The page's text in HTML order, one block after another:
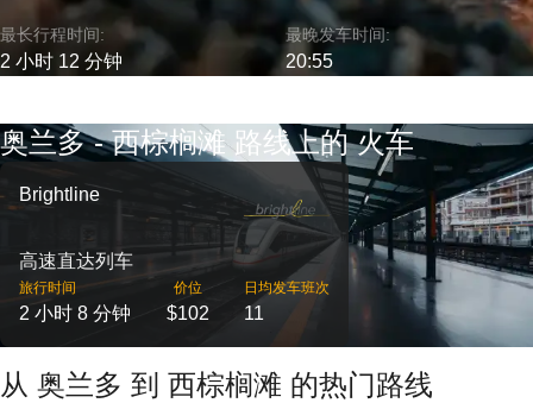
最长行程时间:
2 小时 12 分钟
最晚发车时间:
20:55
奥兰多 - 西棕榈滩 路线上的 火车
Brightline
高速直达列车
旅行时间
2 小时 8 分钟
价位
$102
日均发车班次
11
从 奥兰多 到 西棕榈滩 的热门路线